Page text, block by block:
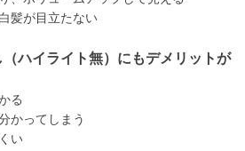
髪が目立たない
ハイライト無）にもデメリットが
る
かってしまう
い